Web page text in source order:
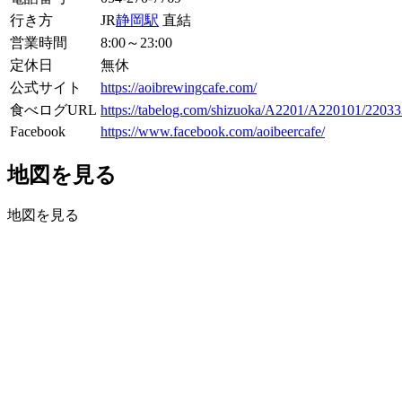
行き方
JR静岡駅 直結
営業時間
8:00～23:00
定休日
無休
公式サイト
https://aoibrewingcafe.com/
食べログURL https://tabelog.com/shizuoka/A2201/A220101/
Facebook
https://www.facebook.com/aoibeercafe/
地図を見る
地図を見る